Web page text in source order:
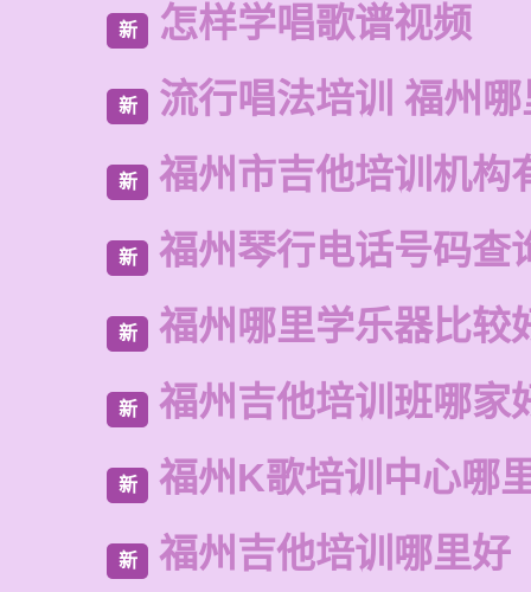
新 怎样学唱歌谱视频
新 流行唱法培训 福州
新 福州市吉他培训机构
新 福州琴行电话号码查
新 福州哪里学乐器比较
新 福州吉他培训班哪家
新 福州K歌培训中心哪
新 福州吉他培训哪里好